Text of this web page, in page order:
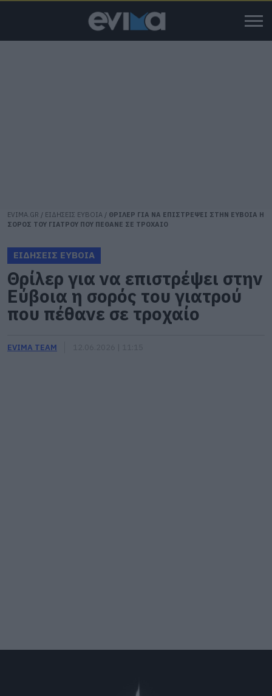
EVIMA.GR / ΕΙΔΗΣΕΙΣ ΕΥΒΟΙΑ / ΘΡΙΛΕΡ ΓΙΑ ΝΑ ΕΠΙΣΤΡΕΨΕΙ ΣΤΗΝ ΕΥΒΟΙΑ Η
ΣΟΡΟΣ ΤΟΥ ΓΙΑΤΡΟΥ ΠΟΥ ΠΕΘΑΝΕ ΣΕ ΤΡΟΧΑΙΟ
ΕΙΔΗΣΕΙΣ ΕΥΒΟΙΑ
Θρίλερ για να επιστρέψει στην
Εύβοια η σορός του γιατρού
που πέθανε σε τροχαίο
EVIMA TEAM